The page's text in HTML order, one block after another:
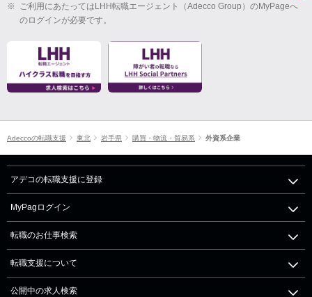
※ ご利用にあたってはLHH転職エージェント（Adecco Group）のMyPageへ
のログインが必要です。
Adeccoの転職支援 東北 岩手県 購買・物流・貿易系 外資系企業
アデコの転職支援に登録
MyPagログイン
転職のお仕事検索
転職支援について
公開中の求人検索